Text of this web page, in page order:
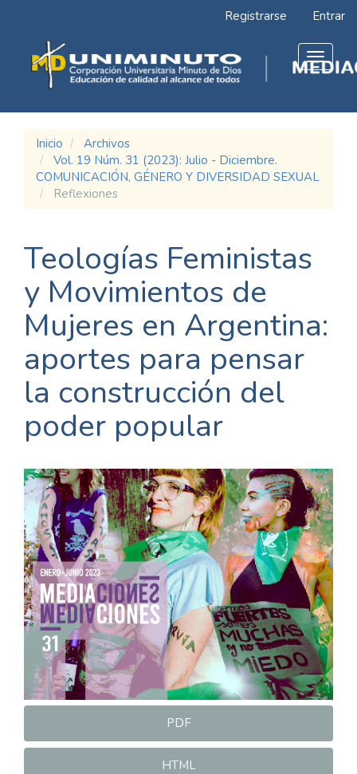
Contenido
principal
Barra
lateral
Registrarse Entrar
Toggle
Inicio
Archivos
Vol. 19 Núm. 31 (2023): Julio - Diciembre.
COMUNICACIÓN, GÉNERO Y DIVERSIDAD SEXUAL
Reflexiones
Teologías Feministas
y Movimientos de
Mujeres en Argentina:
aportes para pensar
la construcción del
poder popular
Barra
lateral
del
artículo
PDF
HTML